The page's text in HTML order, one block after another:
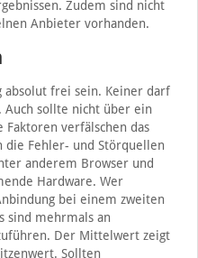
Zudem sind nicht
Anbieter vorhanden.
absolut frei sein. Keiner darf
Auch sollte nicht über ein
Faktoren verfälschen das
die Fehler- und Störquellen
anderem Browser und
Hardware. Wer
bei einem zweiten
sind mehrmals an
Der Mittelwert zeigt
Sollten